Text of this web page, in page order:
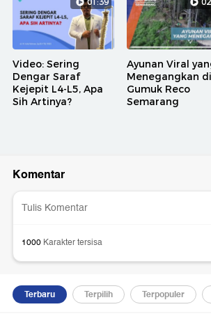
Video: Sering
Dengar Saraf
Kejepit L4-L5, Apa
Sih Artinya?
Ayunan Viral
Menegangkan di
Gumuk Reco
Semarang